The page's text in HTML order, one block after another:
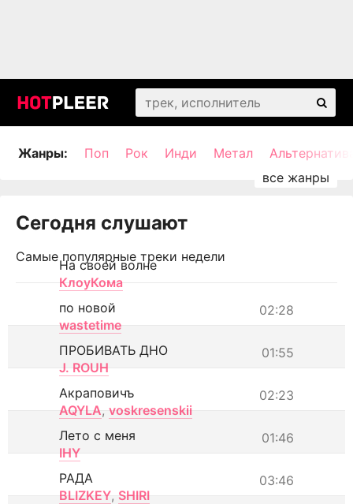
Жанры: Поп Рок Инди Метал
Сегодня слушают
Самые популярные треки недели
На своей волне
КлоуКома
02:28
по новой
wastetime
01:55
ПРОБИВАТЬ ДНО
J. ROUH
02:23
Акраповичъ
AQYLA, voskresenskii
01:46
Лето с меня
IHY
03:46
РАДА
BLIZKEY, SHIRI